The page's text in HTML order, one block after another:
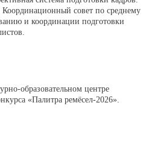
совет по среднему
и координации подготовки
образовательном центре
«Палитра ремёсел-2026».